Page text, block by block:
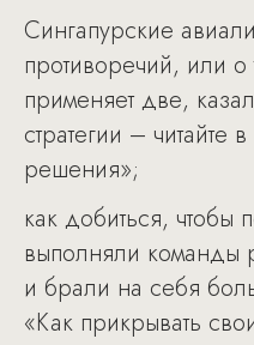
Сингапурские
противоречий, или о
применяет две,
стратегии –
решения»;
как добиться, чтобы
выполняли команды
и брали на себя
«Как прикрывать